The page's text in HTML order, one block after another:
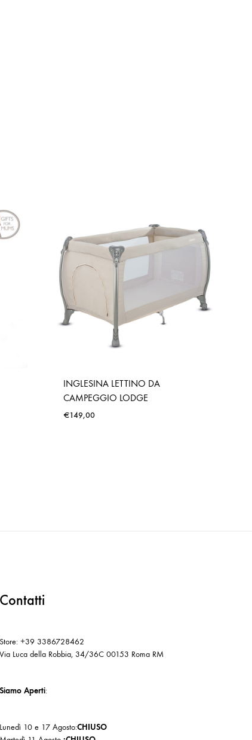
INGLESINA LETTINO DA
CAMPEGGIO LODGE
€149,00
Contatti
Store: +39 3386728462
Via Luca della Robbia, 34/36C 00153 Roma RM
Siamo Aperti:
Lunedì 10 e 17 Agosto:CHIUSO